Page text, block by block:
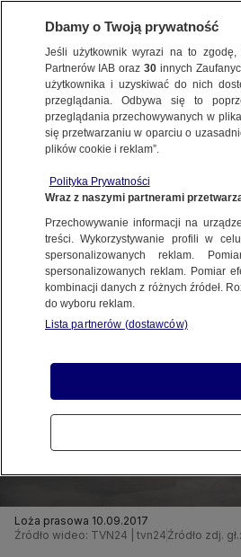
PROGRAMY
11.09.2017, 12:49
Udostępnij
Loża prasowa 10.09.2017
Źródło wideo: TVN24 | tvn24 Źródło zdj.
Dbamy o Twoją prywatność
Jeśli użytkownik wyrazi na to
Partnerów IAB oraz30 innych
użytkownika i uzyskiwać do nich
przeglądania. Odbywa się to
przeglądania przechowywanych w
się przetwarzaniu w oparciu o
plików cookie i reklam”.
Polityka Prywatności
Wraz z naszymi partnerami
Przechowywanie informacji na
treści. Wykorzystywanie profili w
spersonalizowanych reklam.
spersonalizowanych reklam. Pomiar
kombinacji danych z różnych źródeł.
do wyboru reklam.
Lista partnerów (dostawców)